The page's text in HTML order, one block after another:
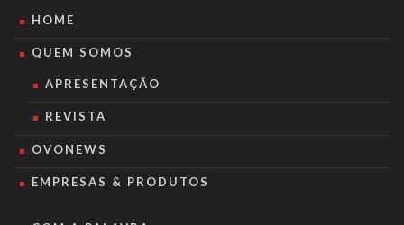
HOME
QUEM SOMOS
APRESENTAÇÃO
REVISTA
OVONEWS
EMPRESAS & PRODUTOS